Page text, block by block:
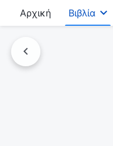
Αρχική Βιβλία